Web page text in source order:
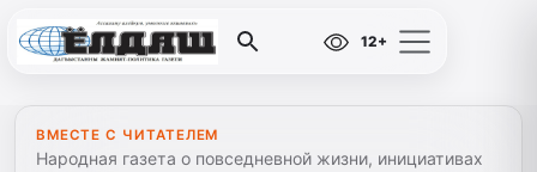
12+
ВМЕСТЕ С ЧИТАТЕЛЕМ
Народная газета о повседневной жизни, инициативах